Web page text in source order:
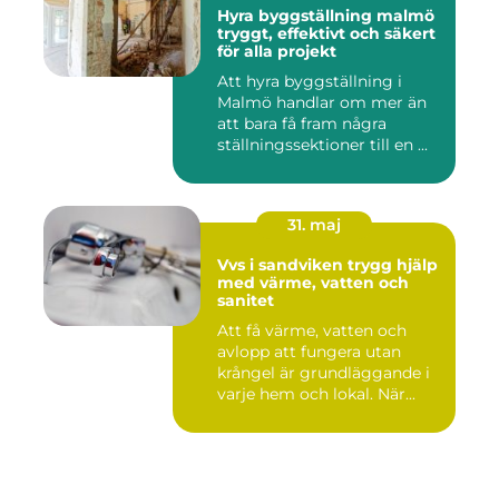
Hyra byggställning malmö
tryggt, effektivt och säkert
för alla projekt
Att hyra byggställning i
Malmö handlar om mer än
att bara få fram några
ställningssektioner till en ...
31. maj
Vvs i sandviken trygg hjälp
med värme, vatten och
sanitet
Att få värme, vatten och
avlopp att fungera utan
krångel är grundläggande i
varje hem och lokal. När...